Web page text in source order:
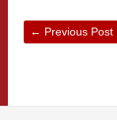
← Previous Post